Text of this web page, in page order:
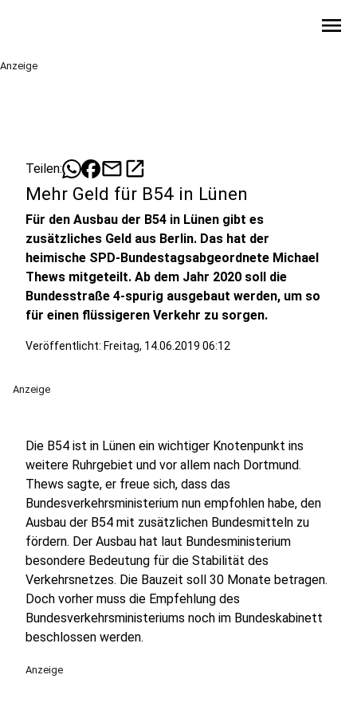
menu
Anzeige
Teilen: mailopen_in_new
Mehr Geld für B54 in Lünen
Für den Ausbau der B54 in Lünen gibt es
zusätzliches Geld aus Berlin. Das hat der
heimische SPD-Bundestagsabgeordnete Michael
Thews mitgeteilt. Ab dem Jahr 2020 soll die
Bundesstraße 4-spurig ausgebaut werden, um so
für einen flüssigeren Verkehr zu sorgen.
Veröffentlicht: Freitag, 14.06.2019 06:12
Anzeige
Die B54 ist in Lünen ein wichtiger Knotenpunkt ins
weitere Ruhrgebiet und vor allem nach Dortmund.
Thews sagte, er freue sich, dass das
Bundesverkehrsministerium nun empfohlen habe, den
Ausbau der B54 mit zusätzlichen Bundesmitteln zu
fördern. Der Ausbau hat laut Bundesministerium
besondere Bedeutung für die Stabilität des
Verkehrsnetzes. Die Bauzeit soll 30 Monate betragen.
Doch vorher muss die Empfehlung des
Bundesverkehrsministeriums noch im Bundeskabinett
beschlossen werden.
Anzeige